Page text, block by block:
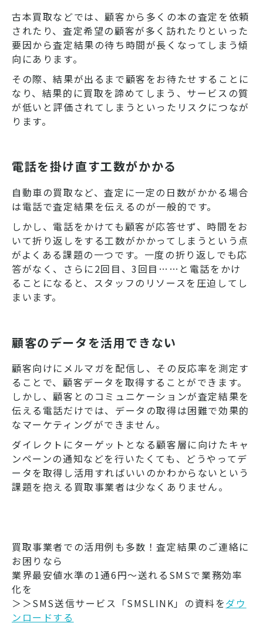
古本買取などでは、顧客から多くの本の査定を依頼
されたり、査定希望の顧客が多く訪れたりといった
要因から査定結果の待ち時間が長くなってしまう傾
向にあります。
その際、結果が出るまで顧客をお待たせすることに
なり、結果的に買取を諦めてしまう、サービスの質
が低いと評価されてしまうといったリスクにつなが
ります。
電話を掛け直す工数がかかる
自動車の買取など、査定に一定の日数がかかる場合
は電話で査定結果を伝えるのが一般的です。
しかし、電話をかけても顧客が応答せず、時間をお
いて折り返しをする工数がかかってしまうという点
がよくある課題の一つです。一度の折り返しでも応
答がなく、さらに2回目、3回目……と電話をかけ
ることになると、スタッフのリソースを圧迫してし
まいます。
顧客のデータを活用できない
顧客向けにメルマガを配信し、その反応率を測定す
ることで、顧客データを取得することができます。
しかし、顧客とのコミュニケーションが査定結果を
伝える電話だけでは、データの取得は困難で効果的
なマーケティングができません。
ダイレクトにターゲットとなる顧客層に向けたキャ
ンペーンの通知などを行いたくても、どうやってデ
ータを取得し活用すればいいのかわからないという
課題を抱える買取事業者は少なくありません。
買取事業者での活用例も多数！査定結果のご連絡に
お困りなら
業界最安値水準の1通6円～送れるSMSで業務効率
化を
＞＞SMS送信サービス「SMSLINK」の資料をダウ
ンロードする